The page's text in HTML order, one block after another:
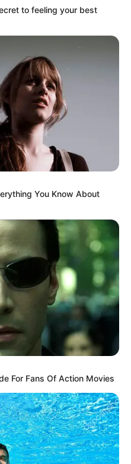
ki áll
na Ő rá soha
to feeling your best
You Know About
For Fans Of Action Movies